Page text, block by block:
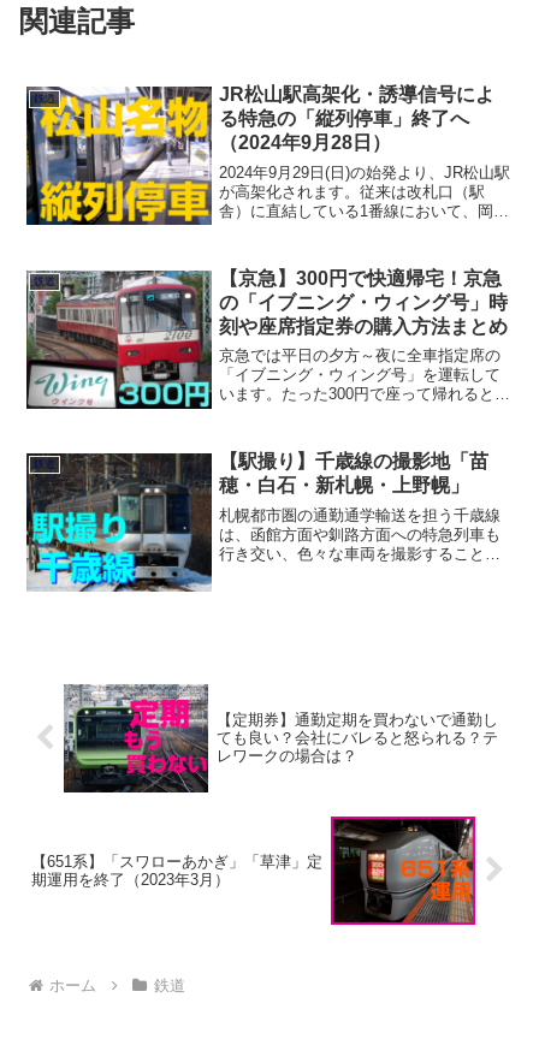
関連記事
鉄道
JR松山駅高架化・誘導信号によ
る特急の「縦列停車」終了へ
（2024年9月28日）
2024年9月29日(日)の始発より、JR松山駅
が高架化されます。従来は改札口（駅
舎）に直結している1番線において、岡
を"縦列停車"の形で接続をとっていまし
たが、高架化後...
鉄道
【京急】300円で快適帰宅！京急
の「イブニング・ウィング号」時
刻や座席指定券の購入方法まとめ
京急では平日の夕方～夜に全車指定席の
「イブニング・ウィング号」を運転して
います。たった300円で座って帰れるとて
た。
鉄道
【駅撮り】千歳線の撮影地「苗
穂・白石・新札幌・上野幌」
札幌都市圏の通勤通学輸送を担う千歳線
は、函館方面や釧路方面への特急列車も
行き交い、色々な車両を撮影することが
【定期券】通勤定期を買わないで通勤し
ても良い？会社にバレると怒られる？テ
レワークの場合は？
【651系】「スワローあかぎ」「草津」定
期運用を終了（2023年3月）
ホーム 鉄道